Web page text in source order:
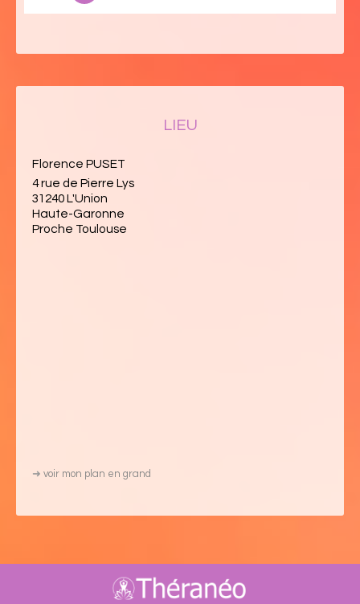
LIEU
Florence PUSET
4 rue de Pierre Lys
31240 L'Union
Haute-Garonne
Proche Toulouse
➜ voir mon plan en grand